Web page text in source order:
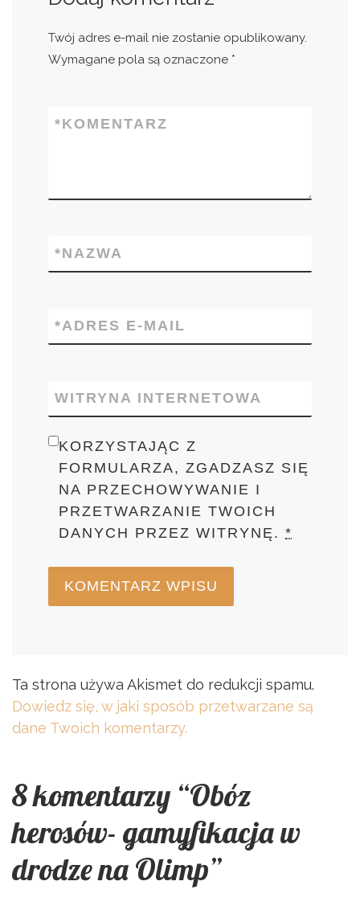
Twój adres e-mail nie zostanie opublikowany.
Wymagane pola są oznaczone *
KOMENTARZ
*
NAZWA
*
ADRES E-MAIL
*
WITRYNA INTERNETOWA
KORZYSTAJĄC Z
FORMULARZA, ZGADZASZ SIĘ
NA PRZECHOWYWANIE I
PRZETWARZANIE TWOICH
DANYCH PRZEZ WITRYNĘ.*
Ta strona używa Akismet do redukcji spamu.
Dowiedz się, w jaki sposób przetwarzane są
dane Twoich komentarzy.
8 komentarzy “Obóz
herosów- gamyfikacja w
drodze na Olimp”